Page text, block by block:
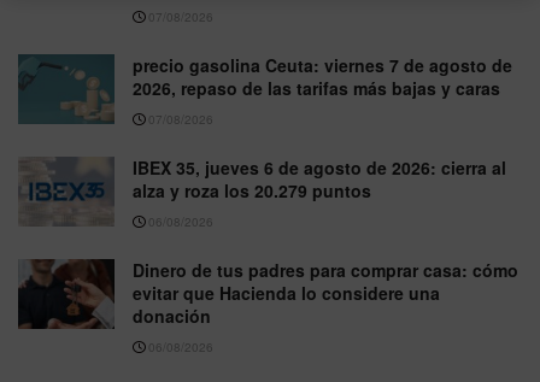
07/08/2026
precio gasolina Ceuta: viernes 7 de agosto de
2026, repaso de las tarifas más bajas y caras
07/08/2026
IBEX 35, jueves 6 de agosto de 2026: cierra al
alza y roza los 20.279 puntos
06/08/2026
Dinero de tus padres para comprar casa: cómo
evitar que Hacienda lo considere una
donación
06/08/2026